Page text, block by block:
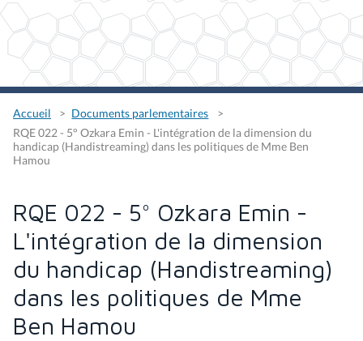
Accueil
Documents parlementaires
RQE 022 - 5° Ozkara Emin - L'intégration de la dimension du
handicap (Handistreaming) dans les politiques de Mme Ben
Hamou
RQE 022 - 5° Ozkara Emin -
L'intégration de la dimension
du handicap (Handistreaming)
dans les politiques de Mme
Ben Hamou